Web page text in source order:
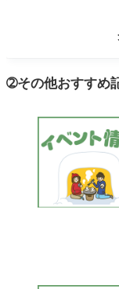
➁その他おすすめ